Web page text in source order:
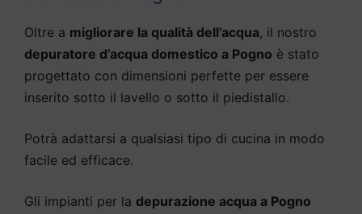
Oltre a migliorare la qualità dell’acqua, il nostro
depuratore d’acqua domestico a Pogno è stato
progettato con dimensioni perfette per essere
inserito sotto il lavello o sotto il piedistallo.
Potrà adattarsi a qualsiasi tipo di cucina in modo
facile ed efficace.
Gli impianti per la depurazione acqua a Pogno